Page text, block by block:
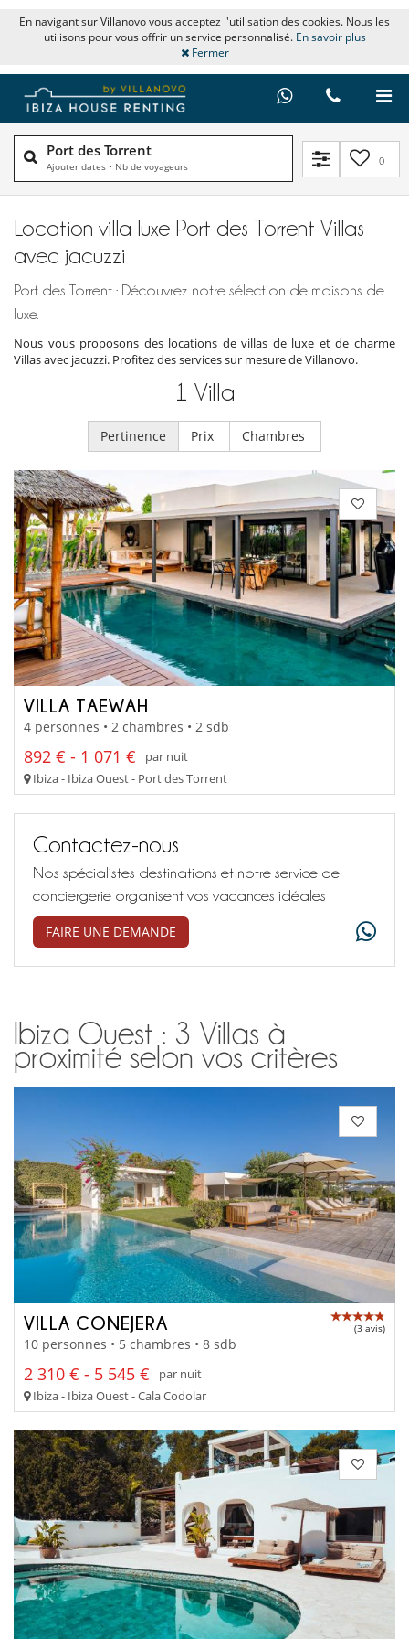
En navigant sur Villanovo vous acceptez l'utilisation des cookies. Nous les
utilisons pour vous offrir un service personnalisé. En savoir plus
Fermer
Port des Torrent
Ajouter dates • Nb de voyageurs 0
Location villa luxe Port des Torrent Villas
avec jacuzzi
Port des Torrent : Découvrez notre sélection de maisons de
luxe.
Nous vous proposons des locations de villas de luxe et de charme
Villas avec jacuzzi. Profitez des services sur mesure de Villanovo.
1 Villa
Pertinence Prix Chambres
VILLA TAEWAH
4 personnes • 2 chambres • 2 sdb
892 € - 1 071 €
par nuit
Ibiza - Ibiza Ouest - Port des Torrent
Contactez-nous
Nos spécialistes destinations et notre service de
conciergerie organisent vos vacances idéales
FAIRE UNE DEMANDE
Ibiza Ouest : 3 Villas à
proximité selon vos critères
VILLA CONEJERA (3 avis)
10 personnes • 5 chambres • 8 sdb
2 310 € - 5 545 €
par nuit
Ibiza - Ibiza Ouest - Cala Codolar